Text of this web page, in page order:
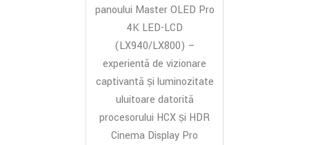
panoului Master OLED Pro
4K LED-LCD
(LX940/LX800) –
experiență de vizionare
captivantă și luminozitate
uluitoare datorită
procesorului HCX și HDR
Cinema Display Pro